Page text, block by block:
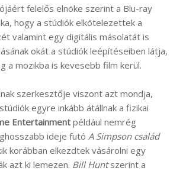
felelős elnöke szerint a Blu-ray
hogy a stúdiók elkötelezettek a
valamint egy digitális másolatát is
okát a stúdiók leépítéseiben látja,
a mozikba is kevesebb film kerül.
szerkesztője viszont azt mondja,
egyre inkább átállnak a fizikai
Entertainmentpéldául nemrég
ideje futó A Simpson család
korábban elkezdtek vásárolni egy
azt ki lemezen. Bill Huntszerint a